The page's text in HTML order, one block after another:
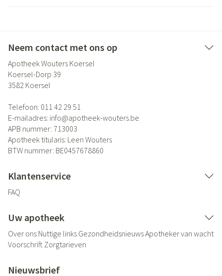
Neem contact met ons op
Apotheek Wouters Koersel
Koersel-Dorp 39
3582 Koersel
Telefoon: 011 42 29 51
E-mailadres: info@apotheek-wouters.be
APB nummer: 713003
Apotheek titularis: Leen Wouters
BTW nummer: BE0457678860
Klantenservice
FAQ
Uw apotheek
Over ons Nuttige links GezondheidsnieuwsApotheker van wacht
Voorschrift Zorgtarieven
Nieuwsbrief